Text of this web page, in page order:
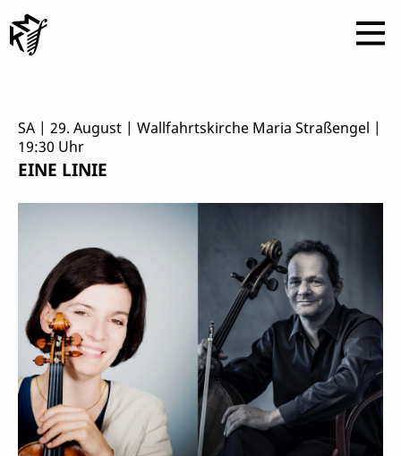
SA | 29. August | Wallfahrtskirche Maria Straßengel |
19:30 Uhr
EINE LINIE